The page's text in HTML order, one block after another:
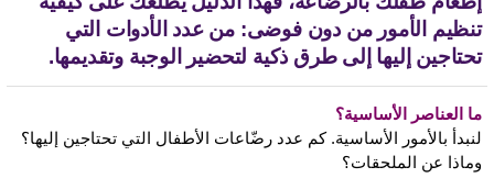
تنظيم الأمور من دون فوضى: من عدد الأدوات التي
تحتاجين إليها إلى طرق ذكية لتحضير الوجبة وتقديمها.
ما العناصر الأساسية؟
لنبدأ بالأمور الأساسية. كم عدد رضّاعات الأطفال التي تحتاجين إليها؟
وماذا عن الملحقات؟